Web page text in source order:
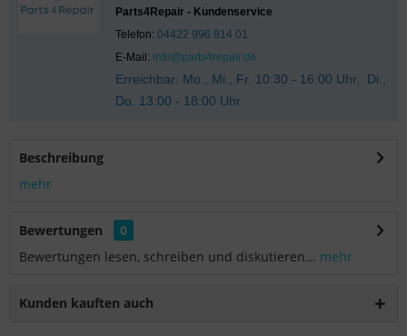
Parts4Repair - Kundenservice
Telefon: 04422 996 814 01
E-Mail: info@parts4repair.de
Erreichbar: Mo., Mi., Fr. 10:30 - 16:00 Uhr, Di.,
Do. 13:00 - 18:00 Uhr
Beschreibung
mehr
Bewertungen
0
Bewertungen lesen, schreiben und diskutieren... mehr
Kunden kauften auch